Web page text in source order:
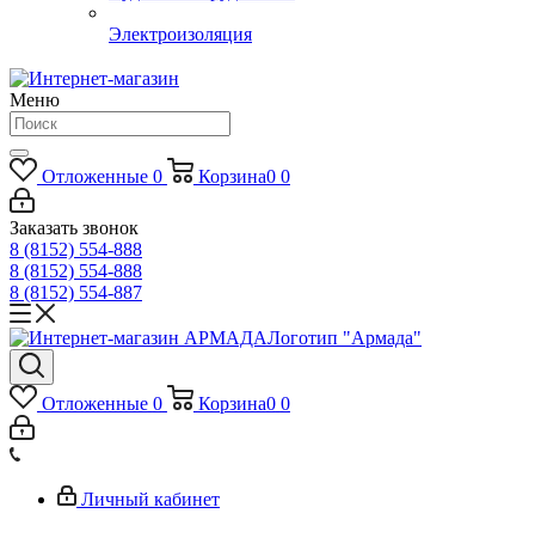
Электроизоляция
Меню
Отложенные 0 Корзина0 0
Заказать звонок
8 (8152) 554-888
8 (8152) 554-888
8 (8152) 554-887
Логотип "Армада"
Отложенные 0 Корзина0 0
Личный кабинет